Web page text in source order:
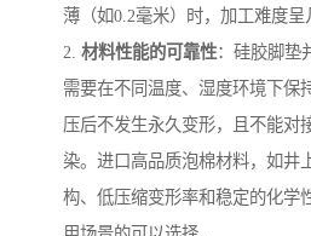
薄（如0.2毫米）时，加工难度呈
2. 材料性能的可靠性：硅胶脚垫
需要在不同温度、湿度环境下保
压后不发生永久变形，且不能对
染。进口高品质泡棉材料，如井
构、低压缩变形率和稳定的化学